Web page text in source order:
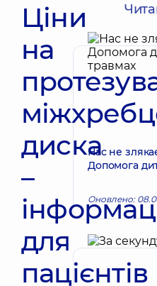
Ціни
на
диска
–
для
пацієнтів
Нас не
Допомога
Оновлено: